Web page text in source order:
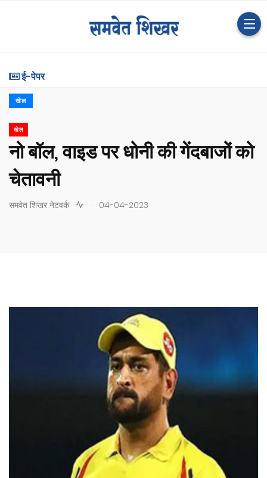
ई-पेपर
खेल
खेल
नो बॉल, वाइड पर धोनी की गेंदबाजों को
चेतावनी
समवेत शिखर नेटवर्क . 04-04-2023